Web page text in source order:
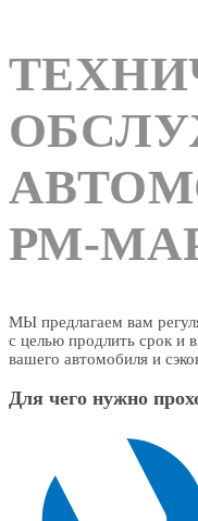
РМ-
МЫ предлагаем вам
с целью продлить срок и
вашего автомобиля и
Для чего нужно